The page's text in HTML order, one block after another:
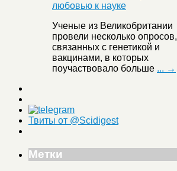
Ученые из Великобритании
провели несколько опросов,
связанных с генетикой и
вакцинами, в которых
поучаствовало больше ... →
Твиты от @Scidigest
Метки